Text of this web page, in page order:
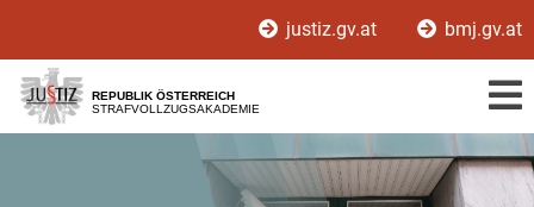
[1]
[2]
[3]
justiz.gv.at bmj.gv.at
REPUBLIK ÖSTERREICH
STRAFVOLLZUGSAKADEMIE